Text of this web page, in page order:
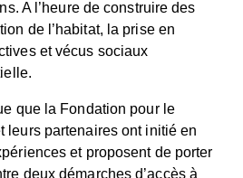
A l’heure de construire des
de l’habitat, la prise en
et vécus sociaux
que la Fondation pour le
leurs partenaires ont initié en
et proposent de porter
deux démarches d’accès à